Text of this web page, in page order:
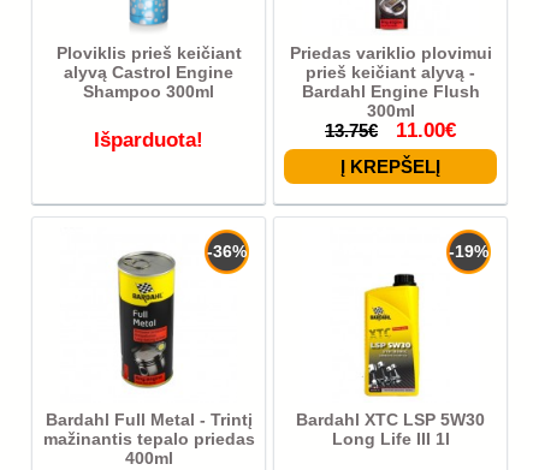
Ploviklis prieš keičiant
alyvą Castrol Engine
Shampoo 300ml
Išparduota!
Priedas variklio plovimui
prieš keičiant alyvą -
Bardahl Engine Flush
300ml
13.75€ 11.00€
-36%
Bardahl Full Metal - Trintį
mažinantis tepalo priedas
400ml
-19%
Bardahl XTC LSP 5W30
Long Life III 1l